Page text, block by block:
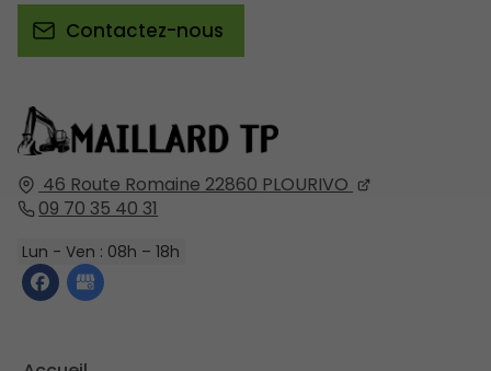
46 Route Romaine 22860 PLOURIVO
09 70 35 40 31
Lun - Ven : 08h – 18h
Contactez-nous